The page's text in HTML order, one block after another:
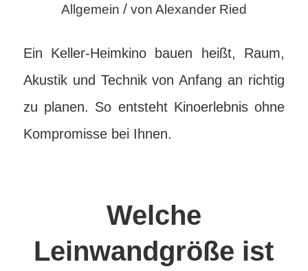
Allgemein / von Alexander Ried
Ein Keller-Heimkino bauen heißt, Raum,
Akustik und Technik von Anfang an richtig
zu planen. So entsteht Kinoerlebnis ohne
Kompromisse bei Ihnen.
Welche
Leinwandgröße ist